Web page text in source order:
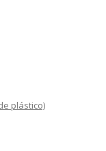
plástico)